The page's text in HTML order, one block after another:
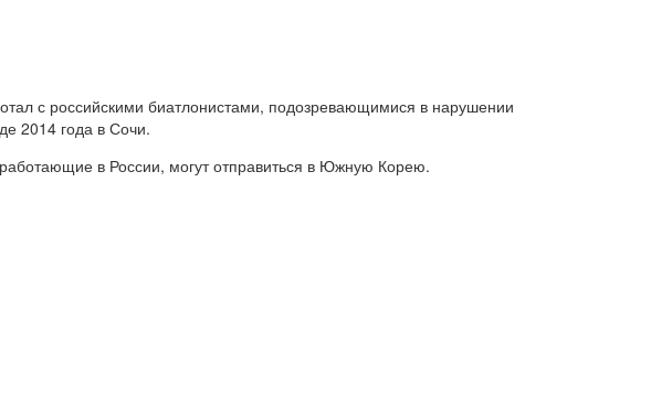
с российскими биатлонистами, подозревающимися в нарушении
2014 года в Сочи.
в России, могут отправиться в Южную Корею.